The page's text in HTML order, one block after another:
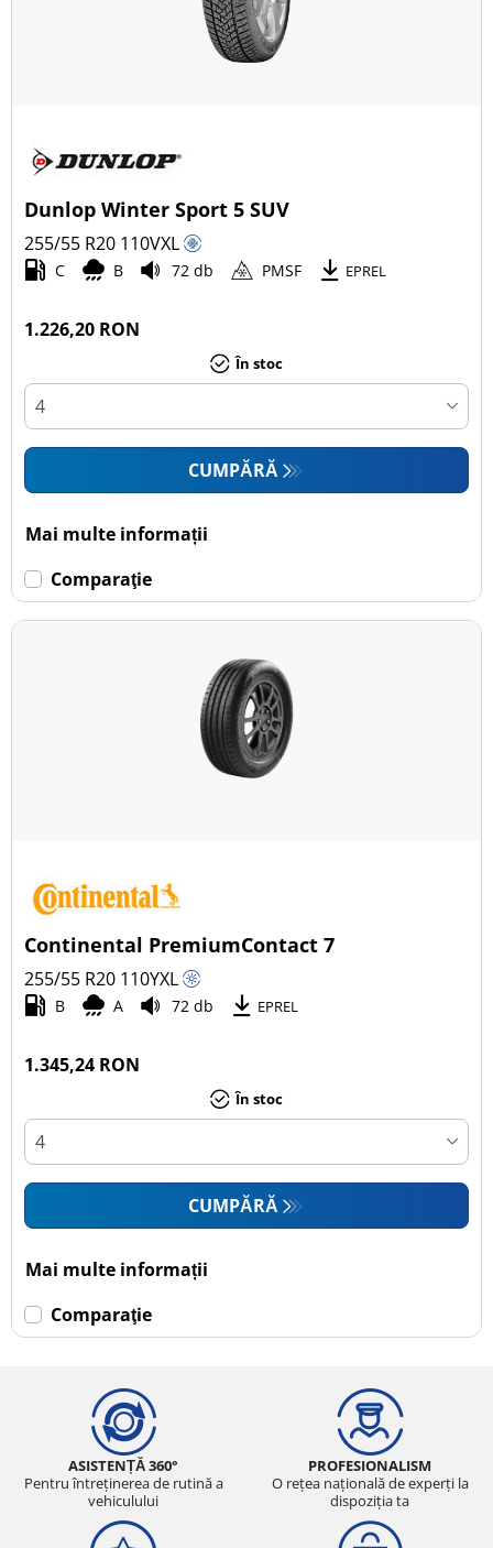
Dunlop Winter Sport 5 SUV
255/55 R20 110VXL
C B 72 db PMSF EPREL
1.226,20 RON
În stoc
CUMPĂRĂ
Mai multe informații
Comparaţie
Continental PremiumContact 7
255/55 R20 110YXL
B A 72 db EPREL
1.345,24 RON
În stoc
CUMPĂRĂ
Mai multe informații
Comparaţie
ASISTENȚĂ 360°
Pentru întreținerea de rutină a
vehiculului
PROFESIONALISM
O rețea națională de experți la
dispoziția ta